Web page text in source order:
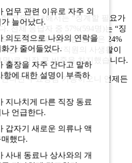
경우에 대해서는 “징계할 필요가
. 전체 응답자 중 57%(594명)는 “징
며, 징계해야 한다는 응답은 24%
반대 이유로는 ‘직원의 사생활이
명)로 가장 큰 비중을 차지했습니다.
업무 관련 이유로 자주 외
늘어났다.
의도적으로 나와의 연락을
가 줄어들었다.
출장을 자주 간다고 말하
항에 대한 설명이 부족하
지나치게 다른 직장 동료
언급한다.
갑자기 새로운 의류나 액
했다.
사내 동료나 상사와의 개
다면 무료상담 가능하오니 언제든